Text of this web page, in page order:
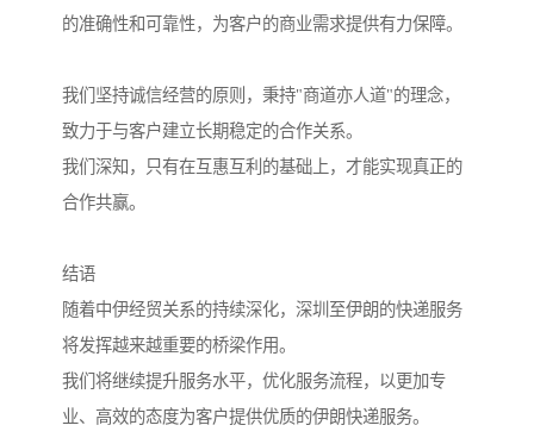
的准确性和可靠性，为客户的商业需求提供有力保障。
我们坚持诚信经营的原则，秉持"商道亦人道"的理念，
致力于与客户建立长期稳定的合作关系。
我们深知，只有在互惠互利的基础上，才能实现真正的
合作共赢。
结语
随着中伊经贸关系的持续深化，深圳至伊朗的快递服务
将发挥越来越重要的桥梁作用。
我们将继续提升服务水平，优化服务流程，以更加专
业、高效的态度为客户提供优质的伊朗快递服务。